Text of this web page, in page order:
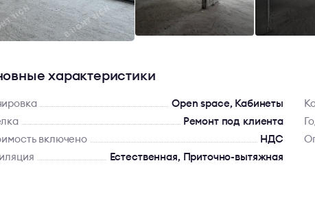
характеристики
Open space, Кабинеты
Ремонт под клиента
включено
НДС
Естественная, Приточно-вытяжная